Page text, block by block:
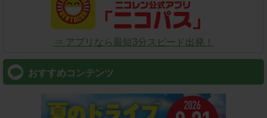
⇒ アプリなら最短3分スピード出発！
おすすめコンテンツ